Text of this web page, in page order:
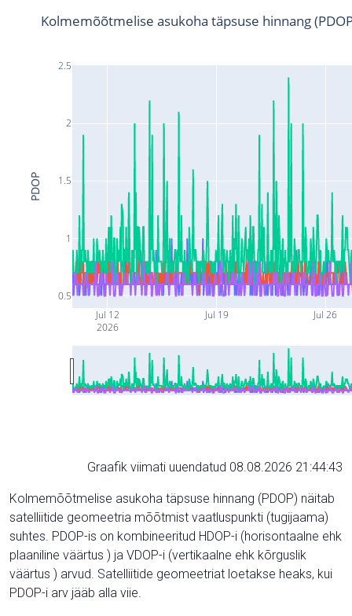
Jul 12
2026
Jul 19 Jul 26
0.5
1
1.5
2
2.5
Kolmemõõtmelise asukoha täpsuse hinnang
PDOP
Graafik viimati uuendatud 08.08.2026 21:44:43
Kolmemõõtmelise asukoha täpsuse hinnang (PDOP) näitab
satelliitide geomeetria mõõtmist vaatluspunkti (tugijaama)
suhtes. PDOP-is on kombineeritud HDOP-i (horisontaalne ehk
plaaniline väärtus ) ja VDOP-i (vertikaalne ehk kõrguslik
väärtus ) arvud. Satelliitide geomeetriat loetakse heaks, kui
PDOP-i arv jääb alla viie.